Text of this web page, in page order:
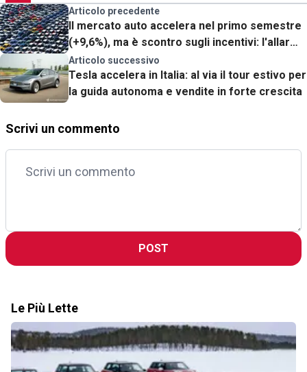
Articolo precedente
Il mercato auto accelera nel primo semestre
(+9,6%), ma è scontro sugli incentivi: l'allarme
di UNRAE
Articolo successivo
Tesla accelera in Italia: al via il tour estivo per
la guida autonoma e vendite in forte crescita
Scrivi un commento
POST
Le Più Lette